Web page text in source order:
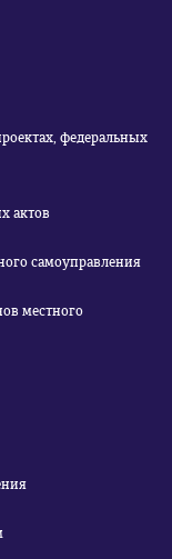
федеральных
актов
самоуправления
местного